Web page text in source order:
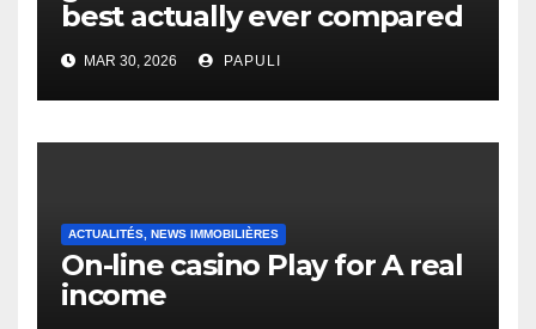
best actually ever compared
to it’s the top actually?
English Vocabulary Learners
Heap Change
MAR 30, 2026 PAPULI
ACTUALITÉS, NEWS IMMOBILIÈRES
On-line casino Play for A real
income